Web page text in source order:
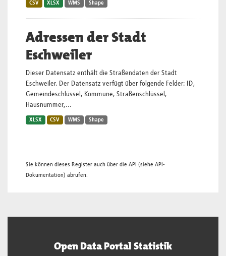
CSV XLSX WMS Shape
Adressen der Stadt
Eschweiler
Dieser Datensatz enthält die Straßendaten der Stadt
Eschweiler. Der Datensatz verfügt über folgende Felder: ID,
Gemeindeschlüssel, Kommune, Straßenschlüssel,
Hausnummer,...
XLSX CSV WMS Shape
Sie können dieses Register auch über die API (siehe API-
Dokumentation) abrufen.
Open Data Portal Statistik